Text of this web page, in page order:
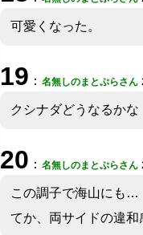
可愛くなった。
19 ： 名無しのまとぷらさん
クシナダどうなるかな
20 ： 名無しのまとぷらさん
この調子で海山にも…
てか、両サイドの違